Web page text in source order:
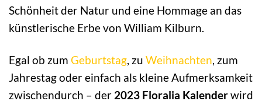
Schönheit der Natur und eine Hommage an das
künstlerische Erbe von William Kilburn.
Egal ob zum Geburtstag, zu Weihnachten, zum
Jahrestag oder einfach als kleine Aufmerksamkeit
zwischendurch – der 2023 Floralia Kalenderwird